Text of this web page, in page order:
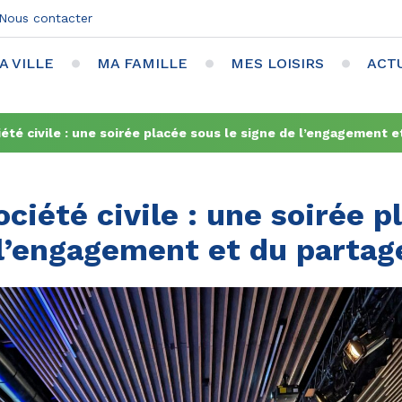
Nous contacter
VILLE MA FAMILLE MES LOISIRS
civile : une soirée placée sous le signe de l’engagement
civile : une soirée
et du